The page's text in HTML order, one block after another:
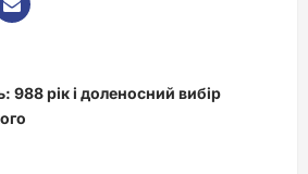
988 рік і доленосний вибір